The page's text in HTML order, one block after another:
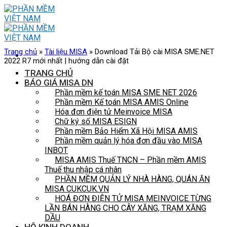
Skip
to
content
TRANG CHỦ
BÁO GIÁ MISA DN
Phần mềm kế toán MISA SME NET 2026
Phần mềm Kế toán MISA AMIS Online
Hóa đơn điện tử Meinvoice MISA
Chữ ký số MISA ESIGN
Phần mềm Bảo Hiểm Xã Hội MISA AMIS
Phần mềm quản lý hóa đơn đầu vào MISA
INBOT
MISA AMIS Thuế TNCN – Phần mềm AMIS
Thuế thu nhập cá nhân
PHẦN MỀM QUẢN LÝ NHÀ HÀNG, QUÁN ĂN
MISA CUKCUK.VN
HOÁ ĐƠN ĐIỆN TỬ MISA MEINVOICE TỪNG
LẦN BÁN HÀNG CHO CÂY XĂNG, TRẠM XĂNG
DẦU
Trang chủ » Tài liệu MISA » Download Tải Bộ cài MISA SME.NET
2022 R7 mới nhất | hướng dẫn cài đặt